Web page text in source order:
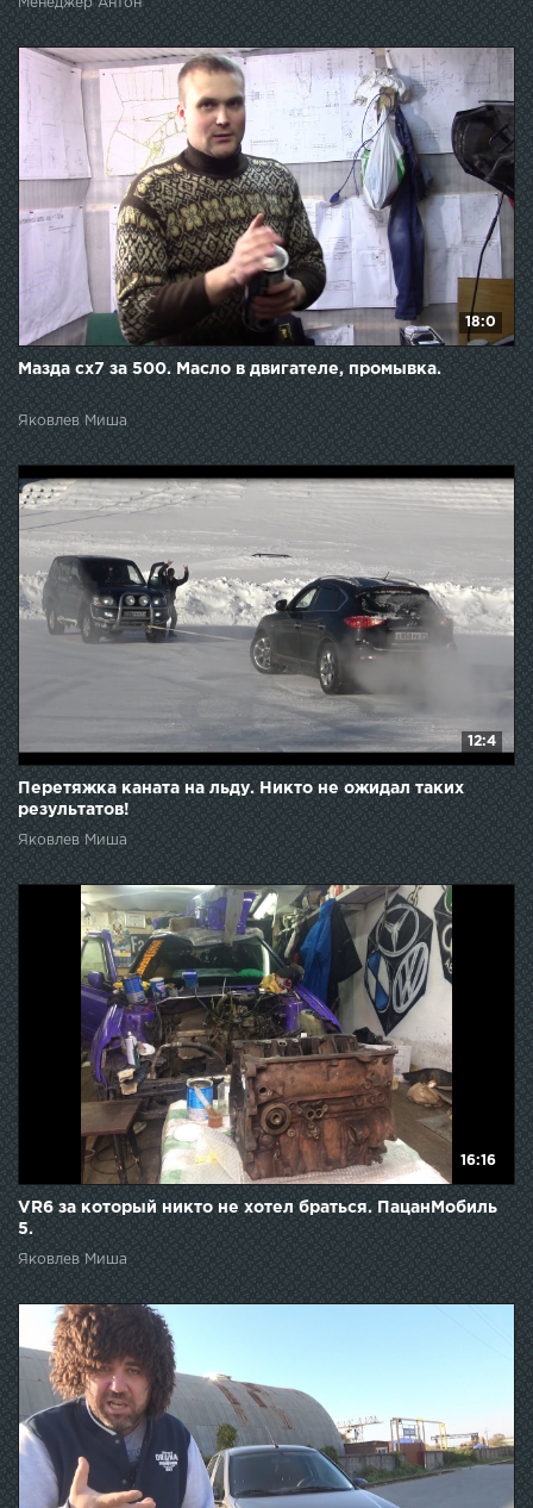
18:0
Мазда cx7 за 500. Масло в двигателе, промывка.
Яковлев Миша
12:4
Перетяжка каната на льду. Никто не ожидал таких
результатов!
Яковлев Миша
16:16
VR6 за который никто не хотел браться. ПацанМобиль
5.
Яковлев Миша